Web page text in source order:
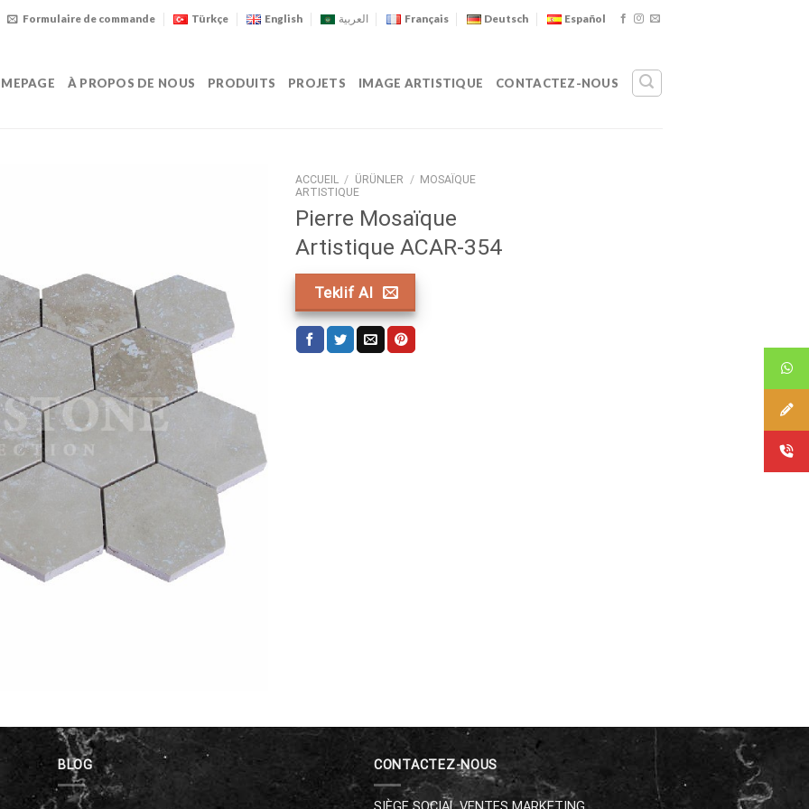
Formulaire de commande Türkçe English العربية Français Deutsch Español
À PROPOS DE NOUS PRODUITS PROJETS IMAGE ARTISTIQUE CONTACTEZ-NOUS
ACCUEIL / ÜRÜNLER / MOSAÏQUE
ARTISTIQUE
Pierre Mosaïque
Artistique ACAR-354
Teklif Al
BLOG CONTACTEZ-NOUS